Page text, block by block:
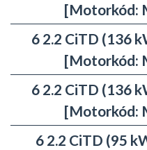
[Motorkód:
6 2.2 CiTD (136
[Motorkód:
6 2.2 CiTD (136
[Motorkód:
6 2.2 CiTD (95